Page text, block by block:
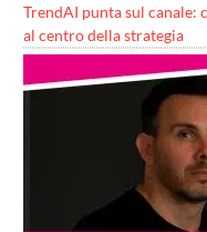
TrendAI punta sul canale:
al centro della strategia